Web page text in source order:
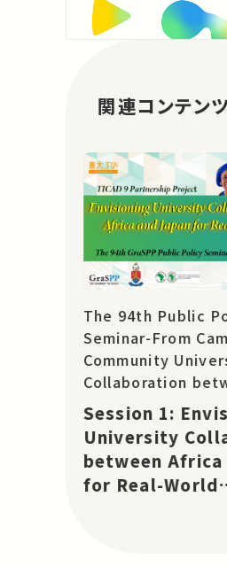
関連コンテン
The 94th Public
Seminar-From
Community
Collaboration
and Asia for Real-
Change: TICAD 9
Project
Session 1:
University
between Africa
for Real-World